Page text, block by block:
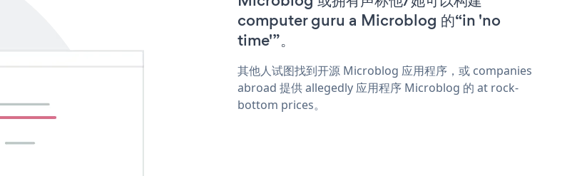
computer guru a Microblog 的“in 'no
time'”。
其他人试图找到开源 Microblog 应用程序，或 companies
abroad 提供 allegedly 应用程序 Microblog 的 at rock-
bottom prices。